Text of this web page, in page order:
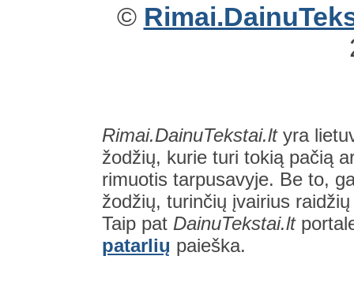
©
Rimai.DainuTekstai.ltyra
žodžių, kurie turi tokią pačią
rimuotis tarpusavyje. Be to,
žodžių, turinčių įvairius
Taip pat DainuTekstai.lt
patarlių paieška.